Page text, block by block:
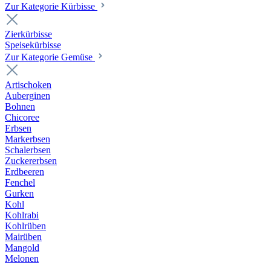
Zur Kategorie Kürbisse
Zierkürbisse
Speisekürbisse
Zur Kategorie Gemüse
Artischoken
Auberginen
Bohnen
Chicoree
Erbsen
Markerbsen
Schalerbsen
Zuckererbsen
Erdbeeren
Fenchel
Gurken
Kohl
Kohlrabi
Kohlrüben
Mairüben
Mangold
Melonen